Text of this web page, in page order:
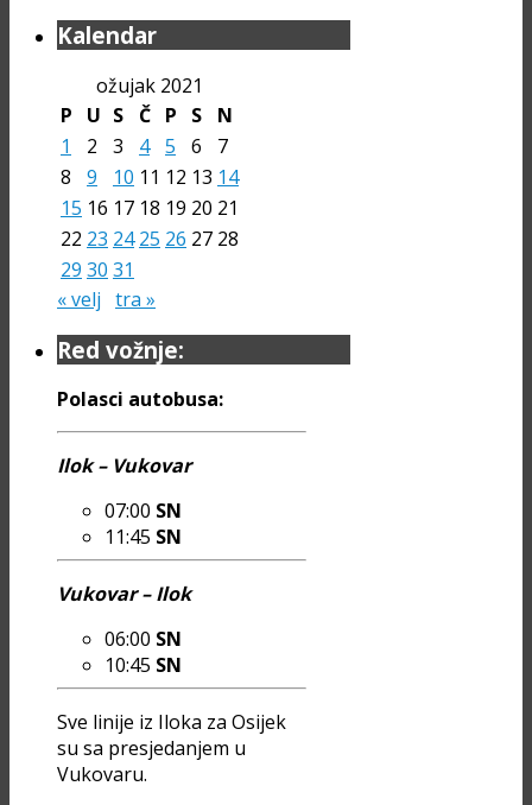
Kalendar
ožujak 2021
P
U S Č P S
N
1
2 3 4 5 6
7
8
9 10 11 12 13 14
15 16 17 18 19 20 21
22 23 24 25 26 27 28
29 30 31
« velj tra »
Red vožnje:
Polasci autobusa:
Ilok – Vukovar
07:00 SN
11:45 SN
Vukovar – Ilok
06:00 SN
10:45 SN
Sve linije iz Iloka za Osijek
su sa presjedanjem u
Vukovaru.